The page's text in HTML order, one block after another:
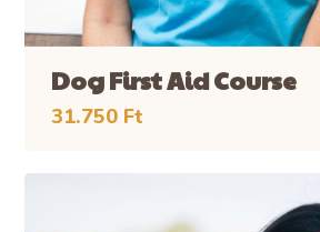
Dog First Aid Course
31.750 Ft